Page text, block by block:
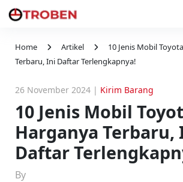
Home Artikel
10 Jenis Mobil
Terbaru, Ini Daftar Terlengkapnya!
26 November 2024 | Kirim Barang
10 Jenis Mobil
Harganya Terbaru,
Daftar
By